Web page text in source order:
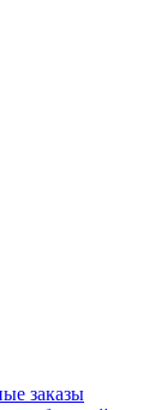
заказы